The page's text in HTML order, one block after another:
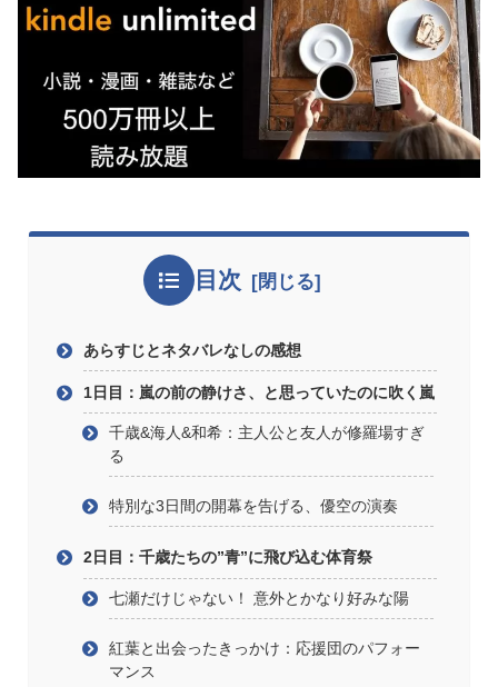
目次
あらすじとネタバレなしの感想
1日目：嵐の前の静けさ、と思っていたのに吹く嵐
千歳&海人&和希：主人公と友人が修羅場すぎ
る
特別な3日間の開幕を告げる、優空の演奏
2日目：千歳たちの”青”に飛び込む体育祭
七瀬だけじゃない！ 意外とかなり好みな陽
紅葉と出会ったきっかけ：応援団のパフォー
マンス